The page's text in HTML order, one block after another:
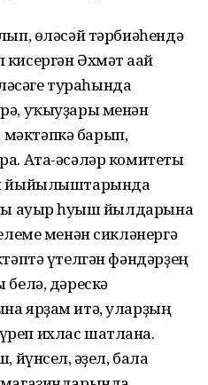
өләсәй тәрбиәһендә
Әхмәт ағай
тураһында
уҡыуҙары менән
барып,
Ата-әсәләр комитеты
йыйылыштарында
ауыр һуғыш йылдарына
менән сикләнергә
үтелгән фәндәрҙең
дәрескә
ярҙам итә, уларҙың
ихлас шатлана.
йүн­сел, ғәҙел, бала